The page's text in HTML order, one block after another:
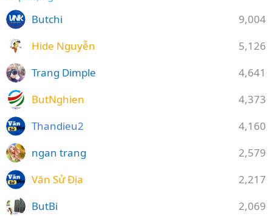
9,004
Butchi
5,126
Hide Nguyễn
4,641
Trang Dimple
4,373
ButNghien
4,160
Thandieu2
2,579
ngan trang
2,217
Văn Sử Địa
2,069
ButBi